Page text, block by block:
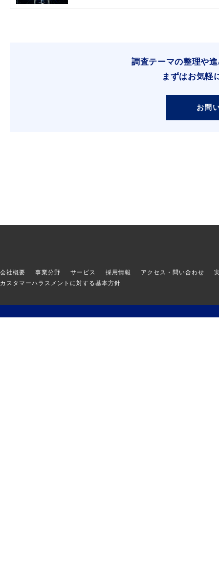
調査テーマの整理や
まずはお気軽
お問
会社概要 事業分野 サービス 採用情報 アクセス・問い合わせ
カスタマーハラスメントに対する基本方針